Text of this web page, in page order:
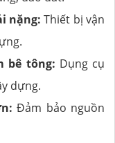
nặng: Thiết bị vận
bê tông: Dụng cụ
dựng.
Đảm bảo nguồn